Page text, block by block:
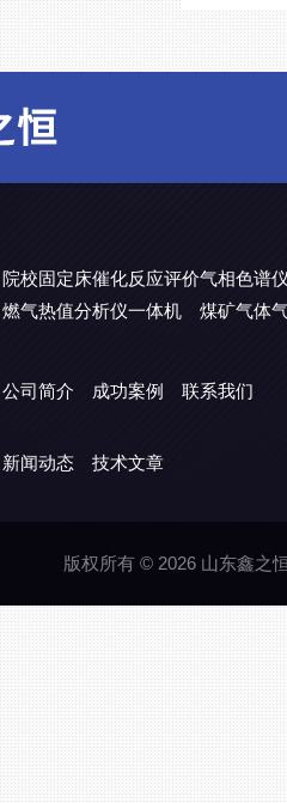
院校固定床催化反应评价气相色谱
燃气热值分析仪一体机
煤矿气体
公司简介 成功案例 联系我们
新闻动态 技术文章
版权所有 © 2026 山东鑫之